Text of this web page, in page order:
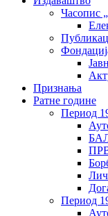
Часопис
Признања
Ратне године
Период
Период